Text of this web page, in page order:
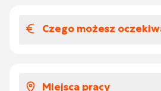
Czego możesz
Miejsca pracy